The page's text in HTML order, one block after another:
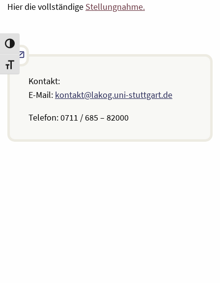
Umschalten auf hohe Kontraste
Schrift vergrößern
Hier die vollständige Stellungnahme.
Kontakt:
E-Mail: kontakt@lakog.uni-stuttgart.de
Telefon: 0711 / 685 – 82000